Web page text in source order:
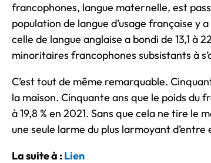
francophones, langue maternelle, est
population de langue d’usage française
celle de langue anglaise a bondi de 13,1 à
minoritaires francophones subsistants à
C’est tout de même remarquable.
la maison. Cinquante ans que le poids du
à 19,8 % en 2021. Sans que cela ne tire le
une seule larme du plus larmoyant d’entre
La suite à :Lien